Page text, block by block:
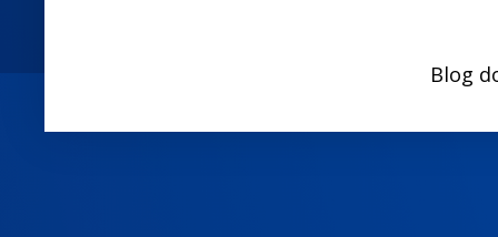
Blog